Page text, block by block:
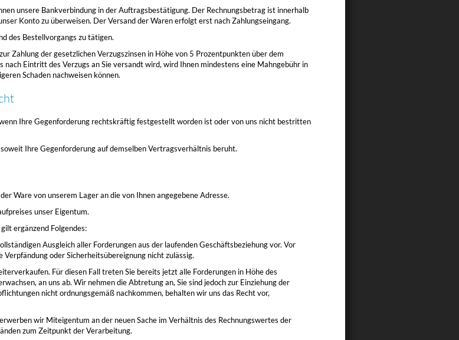
unsere Bankverbindung in der Auftragsbestätigung. Der Rechnungsbetrag ist innerhalb
Konto zu überweisen. Der Versand der Waren erfolgt erst nach Zahlungseingang.
des Bestellvorgangs zu tätigen.
Zahlung der gesetzlichen Verzugszinsen in Höhe von 5 Prozentpunkten über dem
nach Eintritt des Verzugs an Sie versandt wird, wird Ihnen mindestens eine Mahngebühr in
Schaden nachweisen können.
Ihre Gegenforderung rechtskräftig festgestellt worden ist oder von uns nicht bestritten
Ihre Gegenforderung auf demselben Vertragsverhältnis beruht.
Ware von unserem Lager an die von Ihnen angegebene Adresse.
unser Eigentum.
ergänzend Folgendes:
Ausgleich aller Forderungen aus der laufenden Geschäftsbeziehung vor. Vor
oder Sicherheitsübereignung nicht zulässig.
Für diesen Fall treten Sie bereits jetzt alle Forderungen in Höhe des
an uns ab. Wir nehmen die Abtretung an, Sie sind jedoch zur Einziehung der
nicht ordnungsgemäß nachkommen, behalten wir uns das Recht vor,
wir Miteigentum an der neuen Sache im Verhältnis des Rechnungswertes der
zum Zeitpunkt der Verarbeitung.